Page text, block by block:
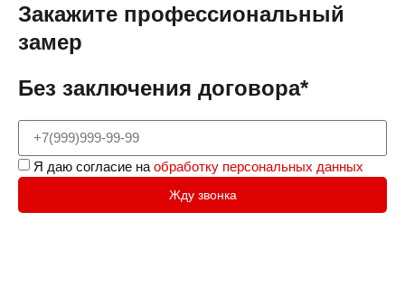
Закажите профессиональный
замер
Без заключения договора*
Я даю согласие на обработку персональных данных
Жду звонка